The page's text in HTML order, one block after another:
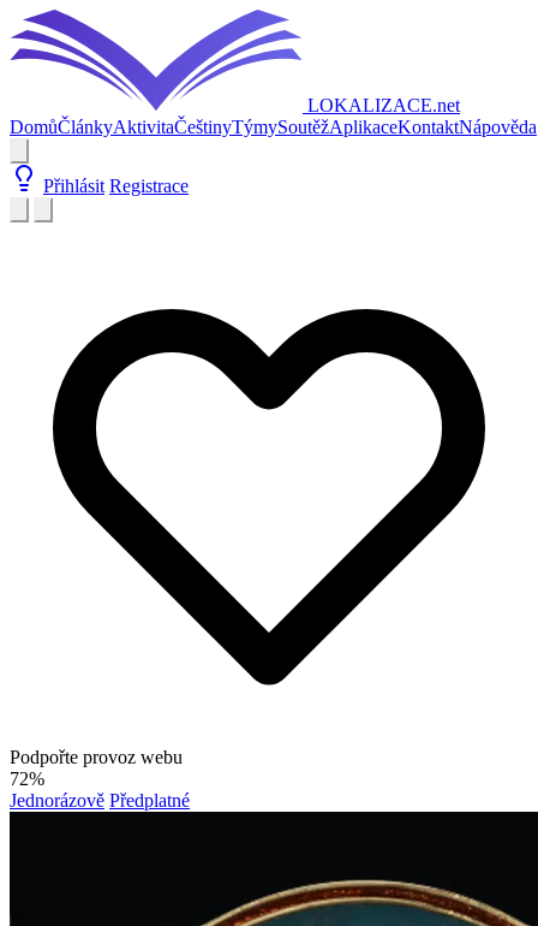
LOKALIZACE.net
DomůČlánkyAktivitaČeštinyTýmySoutěžAplikaceKontaktNápověda
Přihlásit Registrace
Podpořte provoz webu
72%
Jednorázově Předplatné